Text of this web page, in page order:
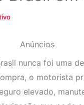
Anúncios
nunca foi uma
o motorista
elevado,